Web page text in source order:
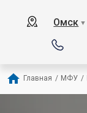
Омск ▼
Главная / МФУ /